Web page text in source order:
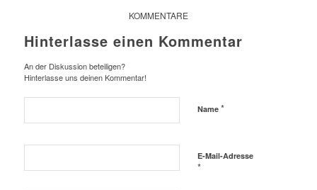
KOMMENTARE
Hinterlasse einen Kommentar
An der Diskussion beteiligen?
Hinterlasse uns deinen Kommentar!
Name *
E-Mail-Adresse
*